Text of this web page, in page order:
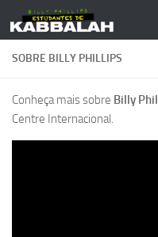
Skip to content
SOBRE BILLY PHILLIPS
Conheça mais sobre Billy
Centre Internacional.